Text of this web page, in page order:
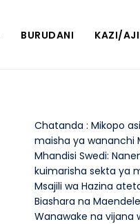
BURUDANI KAZI/
Chatanda : Mikopo
maisha ya wananchi
Mhandisi Swedi:
kuimarisha sekta ya
Msajili wa Hazina
Biashara na
Wanawake na vijana